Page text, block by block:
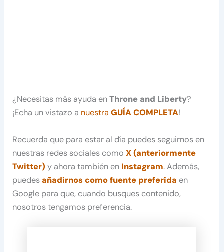
¿Necesitas más ayuda enThrone and Liberty?
¡Echa un vistazo a nuestraGUÍA COMPLETA!
Recuerda que para estar al día puedes seguirnos en
nuestras redes sociales comoX (anteriormente
Twitter) y ahora también en Instagram. Además,
puedesañadirnos como fuente preferida en
Google para que, cuando busques contenido,
nosotros tengamos preferencia.